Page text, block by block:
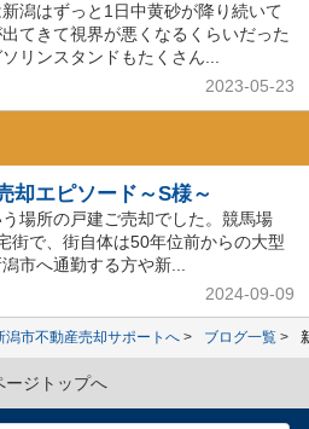
潟はずっと1日中黄砂が降り続いて
てきて視界が悪くなるくらいだった
リンスタンドもたくさん...
2023-05-23
却エピソード～S様～
場所の戸建ご売却でした。競馬場
街で、街自体は50年位前からの大型
市へ通勤する方や新...
2024-09-09
市不動産売却サポートへ ブログ一覧
ージトップへ